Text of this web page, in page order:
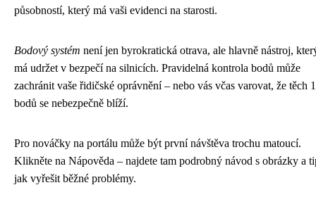
působností, který má vaši evidenci na starosti.
Bodový systém není jen byrokratická otrava, ale hlavně nástroj,
má udržet v bezpečí na silnicích. Pravidelná kontrola bodů může
zachránit vaše řidičské oprávnění – nebo vás včas varovat, že těch
bodů se nebezpečně blíží.
Pro nováčky na portálu může být první návštěva trochu matoucí.
Klikněte na Nápověda – najdete tam podrobný návod s obrázky a
jak vyřešit běžné problémy.